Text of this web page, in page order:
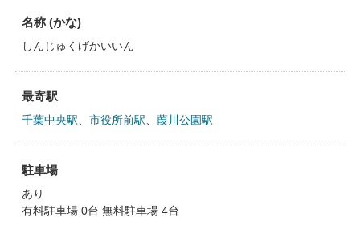
名称 (かな)
しんじゅくげかいいん
最寄駅
千葉中央駅 市役所前駅 葭川公園駅
駐車場
あり
有料駐車場 0台 無料駐車場 4台